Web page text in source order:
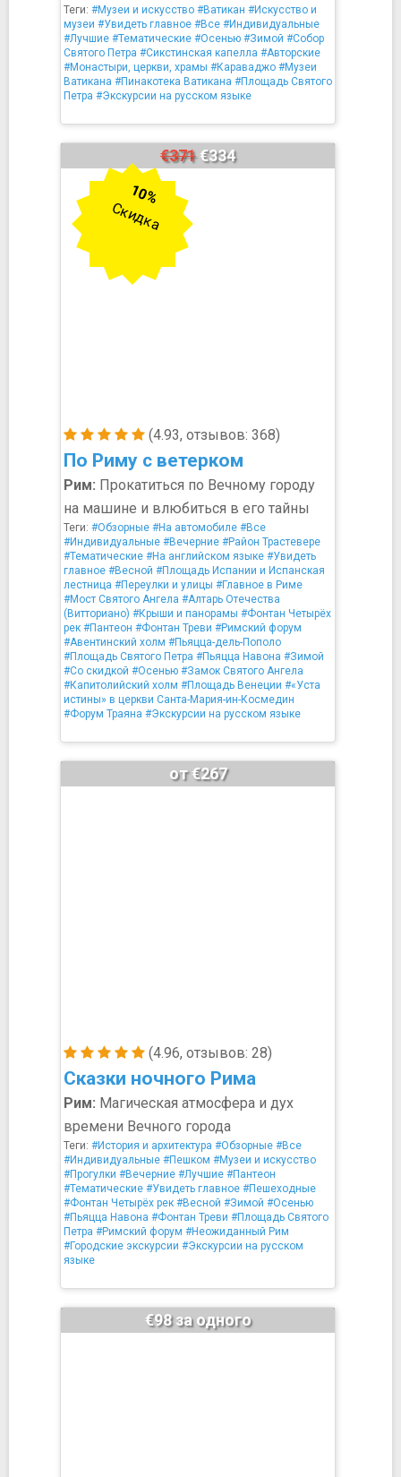
Теги: #Музеи и искусство #Ватикан #Искусство и
музеи #Увидеть главное #Все #Индивидуальные
#Лучшие #Тематические #Осенью #Зимой #Собор
Святого Петра #Сикстинская капелла #Авторские
#Монастыри, церкви, храмы #Караваджо #Музеи
Ватикана #Пинакотека Ватикана #Площадь Святого
Петра #Экскурсии на русском языке
(4.93, отзывов: 368)
По Риму с ветерком
€371€334
10%
Скидка
Рим: Прокатиться по Вечному городу
на машине и влюбиться в его тайны
Теги: #Обзорные #На автомобиле #Все
#Индивидуальные #Вечерние #Район Трастевере
#Тематические #На английском языке #Увидеть
главное #Весной #Площадь Испании и Испанская
лестница #Переулки и улицы #Главное в Риме
#Мост Святого Ангела #Алтарь Отечества
(Витториано) #Крыши и панорамы #Фонтан Четырёх
рек #Пантеон #Фонтан Треви #Римский форум
#Авентинский холм #Пьяцца-дель-Пополо
#Площадь Святого Петра #Пьяцца Навона #Зимой
#Со скидкой #Осенью #Замок Святого Ангела
#Капитолийский холм #Площадь Венеции #«Уста
истины» в церкви Санта-Мария-ин-Космедин
#Форум Траяна #Экскурсии на русском языке
(4.96, отзывов: 28)
Сказки ночного Рима
от €267
Рим: Магическая атмосфера и дух
времени Вечного города
Теги: #История и архитектура #Обзорные #Все
#Индивидуальные #Пешком #Музеи и искусство
#Прогулки #Вечерние #Лучшие #Пантеон
#Тематические #Увидеть главное #Пешеходные
#Фонтан Четырёх рек #Весной #Зимой #Осенью
#Пьяцца Навона #Фонтан Треви #Площадь Святого
Петра #Римский форум #Неожиданный Рим
#Городские экскурсии #Экскурсии на русском
языке
€98 за одного